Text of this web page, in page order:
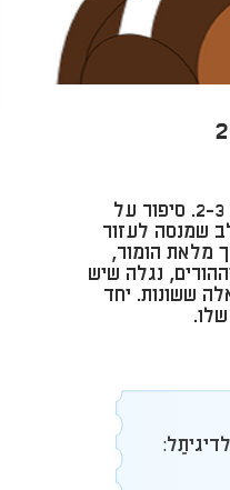
פעילות תיאטרלית ומהנה לגילי 2-3. סיפור על
שמנסה לעזור
מלאת הומור,
נגלה שיש
ששונות. יחד